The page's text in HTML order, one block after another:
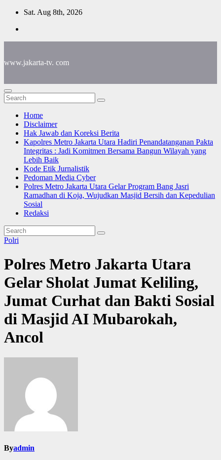
Skip
content
Sat. Aug 8th, 2026
www.jakarta-tv. com
Home
Disclaimer
Hak Jawab dan Koreksi Berita
Kapolres Metro Jakarta Utara Hadiri Penandatanganan Pakta
Integritas : Jadi Komitmen Bersama Bangun Wilayah yang
Lebih Baik
Kode Etik Jurnalistik
Pedoman Media Cyber
Polres Metro Jakarta Utara Gelar Program Bang Jasri
Ramadhan di Koja, Wujudkan Masjid Bersih dan Kepedulian
Sosial
Redaksi
Polri
Polres Metro Jakarta Utara
Gelar Sholat Jumat Keliling,
Jumat Curhat dan Bakti Sosial
di Masjid AI Mubarokah,
Ancol
Byadmin